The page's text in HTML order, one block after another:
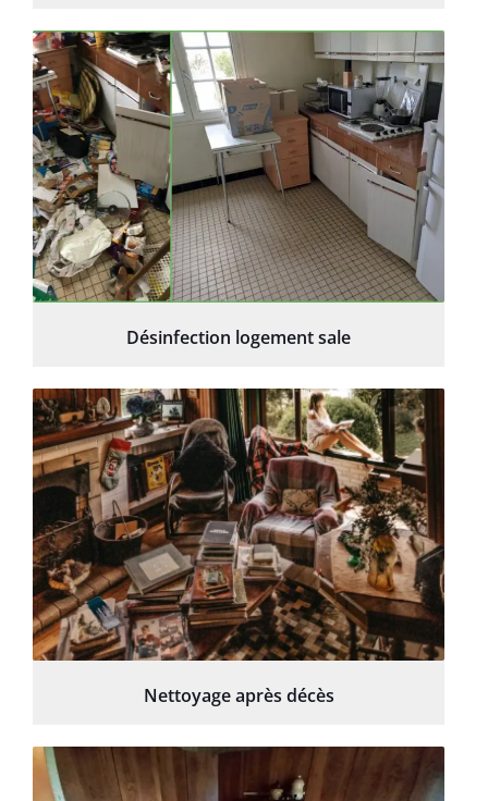
Désinfection logement sale
Nettoyage après décès